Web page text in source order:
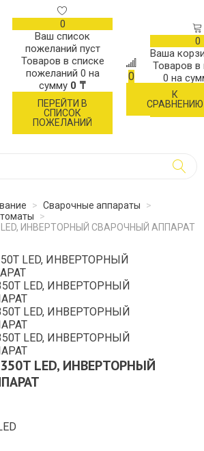
0
Ваш список
пожеланий пуст
Товаров в списке
пожеланий 0 на
сумму 0 ₸
ПЕРЕЙТИ В
СПИСОК
ПОЖЕЛАНИЙ
0
К
СРАВНЕНИЮ
0
Ваша
Товаров в
0 на
> Сварочные аппараты
>
>
LED, ИНВЕРТОРНЫЙ СВАРОЧНЫЙ АППАРАТ
350T LED, ИНВЕРТОРНЫЙ